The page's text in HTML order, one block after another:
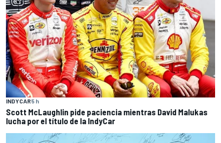
INDYCAR5 h
Scott McLaughlin pide paciencia mientras David Malukas
lucha por el título de la IndyCar